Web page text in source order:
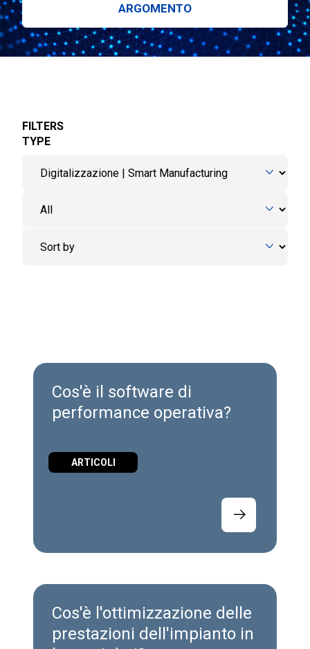
ARGOMENTO
FILTERS
TYPE
Cos'è il software di
performance operativa?
ARTICOLI
Cos'è l'ottimizzazione delle
prestazioni dell'impianto in